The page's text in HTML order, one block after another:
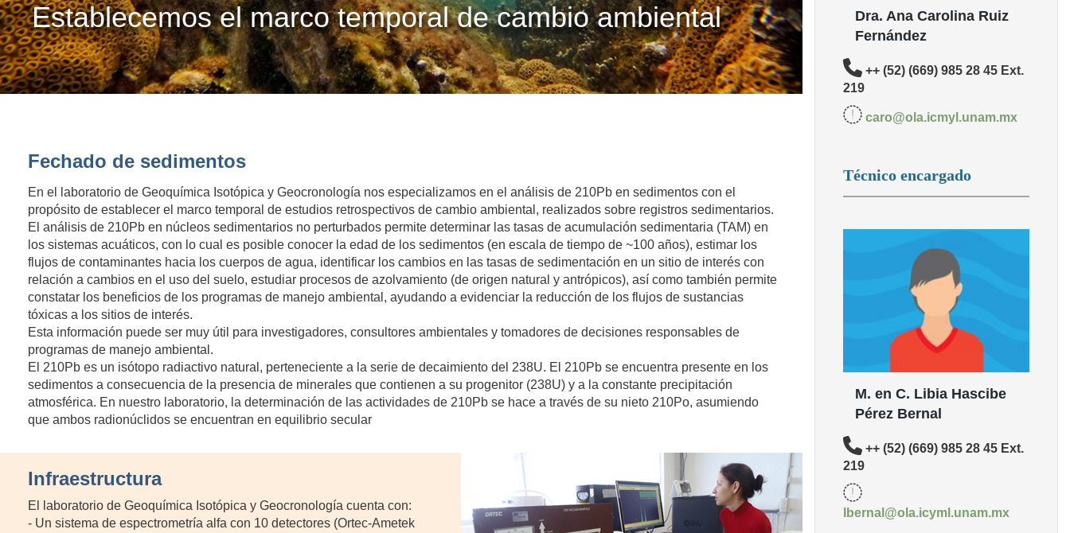
Establecemos el marco temporal de cambio ambiental
Fechado de sedimentos
En el laboratorio de Geoquímica Isotópica y Geocronología nos especializamos en el análisis de 210Pb en sedimentos con el
propósito de establecer el marco temporal de estudios retrospectivos de cambio ambiental, realizados sobre registros sedimentarios.
El análisis de 210Pb en núcleos sedimentarios no perturbados permite determinar las tasas de acumulación sedimentaria (TAM) en
los sistemas acuáticos, con lo cual es posible conocer la edad de los sedimentos (en escala de tiempo de ~100 años), estimar los
flujos de contaminantes hacia los cuerpos de agua, identificar los cambios en las tasas de sedimentación en un sitio de interés con
relación a cambios en el uso del suelo, estudiar procesos de azolvamiento (de origen natural y antrópicos), así como también permite
constatar los beneficios de los programas de manejo ambiental, ayudando a evidenciar la reducción de los flujos de sustancias
tóxicas a los sitios de interés.
Esta información puede ser muy útil para investigadores, consultores ambientales y tomadores de decisiones responsables de
programas de manejo ambiental.
El 210Pb es un isótopo radiactivo natural, perteneciente a la serie de decaimiento del 238U. El 210Pb se encuentra presente en los
sedimentos a consecuencia de la presencia de minerales que contienen a su progenitor (238U) y a la constante precipitación
atmosférica. En nuestro laboratorio, la determinación de las actividades de 210Pb se hace a través de su nieto 210Po, asumiendo
que ambos radionúclidos se encuentran en equilibrio secular
Infraestructura
El laboratorio de Geoquímica Isotópica y Geocronología cuenta con:
- Un sistema de espectrometría alfa con 10 detectores (Ortec-Ametek
Dra. Ana Carolina Ruiz
Fernández
++ (52) (669) 985 28 45 Ext.
219
caro@ola.icmyl.unam.mx
Técnico encargado
M. en C. Libia Hascibe
Pérez Bernal
++ (52) (669) 985 28 45 Ext.
219
lbernal@ola.icyml.unam.mx